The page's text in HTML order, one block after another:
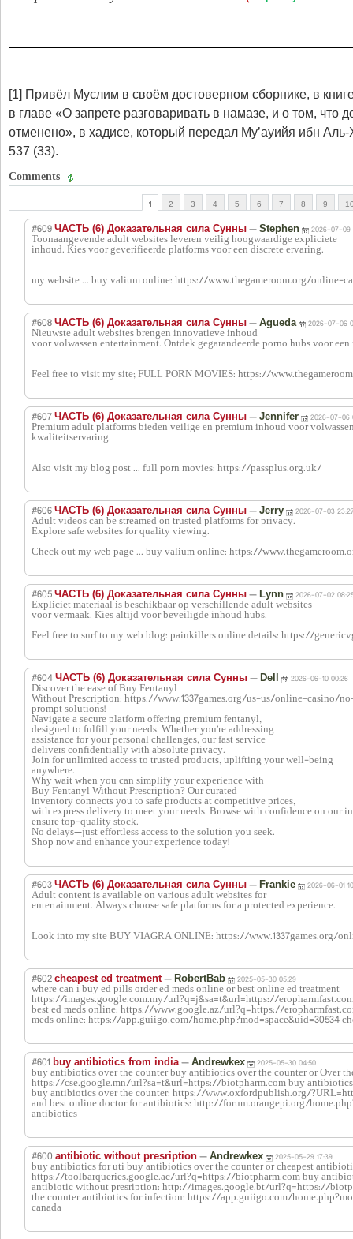
[1] Привёл Муслим в своём достоверном сборнике, в
в главе «О запрете разговаривать в намазе, и о том, что
отменено», в хадисе, который передал Му’ауийя ибн
537 (33).
Comments
1 2 3 4 5 6 7 8 9
#609 ЧАСТЬ (6) Доказательная сила Сунны — Stephen 2026-07-09
Toonaangevende adult websites leveren veilig hoogwaardige expliciete
inhoud. Kies voor geverifieerde platforms voor een discrete ervaring.
my website ... buy valium online: https://www.thegameroom.org/online-
#608 ЧАСТЬ (6) Доказательная сила Сунны — Agueda 2026-07-06
Nieuwste adult websites brengen innovatieve inhoud
voor volwassen entertainment. Ontdek gegarandeerde porno hubs voor
Feel free to visit my site; FULL PORN MOVIES: https://
#607 ЧАСТЬ (6) Доказательная сила Сунны — Jennifer 2026-07-06
Premium adult platforms bieden veilige en premium inhoud voor
kwaliteitservaring.
Also visit my blog post ... full porn movies: https://passplus.org.uk/
#606 ЧАСТЬ (6) Доказательная сила Сунны — Jerry 2026-07-03
Adult videos can be streamed on trusted platforms for privacy.
Explore safe websites for quality viewing.
Check out my web page ... buy valium online: https://
#605 ЧАСТЬ (6) Доказательная сила Сунны — Lynn 2026-07-02
Expliciet materiaal is beschikbaar op verschillende adult websites
voor vermaak. Kies altijd voor beveiligde inhoud hubs.
Feel free to surf to my web blog: painkillers online details: https://
#604 ЧАСТЬ (6) Доказательная сила Сунны — Dell 2026-06-10 00:26
Discover the ease of Buy Fentanyl
Without Prescription: https://www.1337games.org/us-us/online-casino/
prompt solutions!
Navigate a secure platform offering premium fentanyl,
designed to fulfill your needs. Whether you’re addressing
assistance for your personal challenges, our fast service
delivers confidentially with absolute privacy.
Join for unlimited access to trusted products, uplifting your well-being
anywhere.
Why wait when you can simplify your experience with
Buy Fentanyl Without Prescription? Our curated
inventory connects you to safe products at competitive prices,
with express delivery to meet your needs. Browse with confidence on our
ensure top-quality stock.
No delays—just effortless access to the solution you seek.
Shop now and enhance your experience today!
#603 ЧАСТЬ (6) Доказательная сила Сунны — Frankie 2026-06-01
Adult content is available on various adult websites for
entertainment. Always choose safe platforms for a protected experience.
Look into my site BUY VIAGRA ONLINE: https://www.1337games.org/
#602 cheapest ed treatment— RobertBab 2025-05-30 05:29
where can i buy ed pills order ed meds online or best online ed treatment
https://images.google.com.my/url?q=j&sa=t&url=https://
best ed meds online: https://www.google.az/url?q=https://
meds online: https://app.guiigo.com/home.php?mod=space&uid=30534
#601 buy antibiotics from india— Andrewkex 2025-05-30 04:50
buy antibiotics over the counter buy antibiotics over the counter or Over
https://cse.google.mn/url?sa=t&url=https://biotpharm.com buy
buy antibiotics over the counter: https://www.oxfordpublish.org/
and best online doctor for antibiotics: http://forum.orangepi.org/
antibiotics
#600 antibiotic without presription — Andrewkex 2025-05-29 17:39
buy antibiotics for uti buy antibiotics over the counter or cheapest
https://toolbarqueries.google.ac/url?q=https://biotpharm.com buy
antibiotic without presription: http://images.google.bt/url?q=https://
the counter antibiotics for infection: https://app.guiigo.com/
canada